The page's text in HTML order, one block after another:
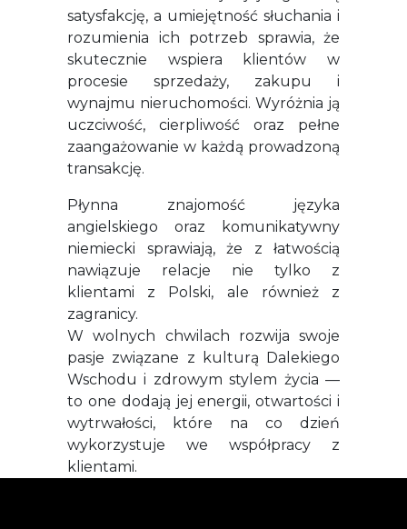
satysfakcję, a umiejętność słuchania i
rozumienia ich potrzeb sprawia, że
skutecznie wspiera klientów w
procesie sprzedaży, zakupu i
wynajmu nieruchomości. Wyróżnia ją
uczciwość, cierpliwość oraz pełne
zaangażowanie w każdą prowadzoną
transakcję.
Płynna znajomość języka
angielskiego oraz komunikatywny
niemiecki sprawiają, że z łatwością
nawiązuje relacje nie tylko z
klientami z Polski, ale również z
zagranicy.
W wolnych chwilach rozwija swoje
pasje związane z kulturą Dalekiego
Wschodu i zdrowym stylem życia —
to one dodają jej energii, otwartości i
wytrwałości, które na co dzień
wykorzystuje we współpracy z
klientami.